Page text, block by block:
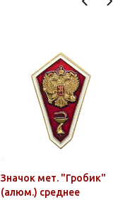
Значок мет. "Гробик"
(алюм.) среднее